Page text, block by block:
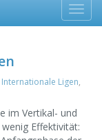
Internationale Ligen,
im Vertikal- und
Effektivität: